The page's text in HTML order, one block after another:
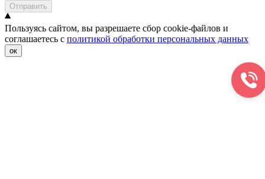
Отправить
Пользуясь сайтом, вы разрешаете сбор cookie-файлов и
соглашаетесь с политикой обработки персональных данных
ок